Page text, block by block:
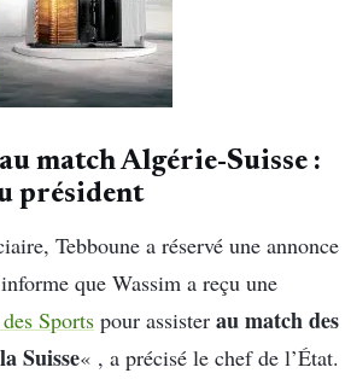
match Algérie-Suisse :
président
Tebboune a réservé une annonce
que Wassim a reçu une
Sports pour assister au match des
Suisse« , a précisé le chef de l’État.